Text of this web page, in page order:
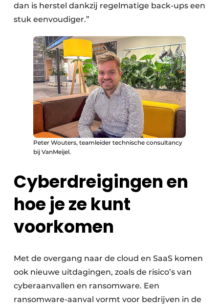
dan is herstel dankzij regelmatige back-ups een
stuk eenvoudiger.”
Peter Wouters, teamleider technische consultancy
bij VanMeijel.
Cyberdreigingen en
hoe je ze kunt
voorkomen
Met de overgang naar de cloud en SaaS komen
ook nieuwe uitdagingen, zoals de risico’s van
cyberaanvallen en ransomware. Een
ransomware-aanval vormt voor bedrijven in de